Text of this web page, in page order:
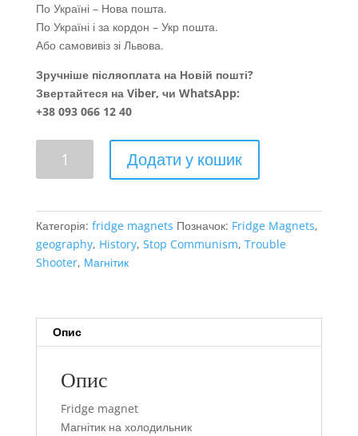
По Україні – Нова пошта.
По Україні і за кордон – Укр пошта.
Або самовивіз зі Львова.
Зручніше післяоплата на Новій пошті?
Звертайтеся на Viber, чи WhatsApp:
+38 093 066 12 40
Додати у кошик
Категорія: fridge magnets Позначок: Fridge Magnets,
geography, History, Stop Communism, Trouble
Shooter, Магнітик
Опис
Опис
Fridge magnet
Магнітик на холодильник